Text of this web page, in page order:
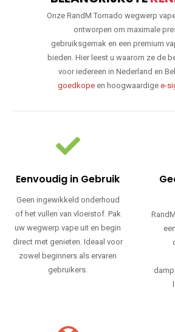
Onze RandM Tornado wegwerp
ontworpen om maximale
gebruiksgemak en een premium
bieden. Hier leest u waarom ze de
voor iedereen in Nederland en
goedkopeen hoogwaardige e-
Eenvoudig in Gebruik
Geen ingewikkeld onderhoud
of het vullen van vloeistof. Pak
uw wegwerp vape uit en begin
direct met genieten. Ideaal voor
zowel beginners als ervaren
gebruikers.